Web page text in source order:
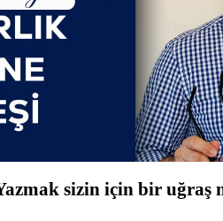
sizin için bir uğraş